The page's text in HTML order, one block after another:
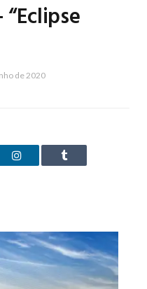
de 2020
LinkedIn Tumblr